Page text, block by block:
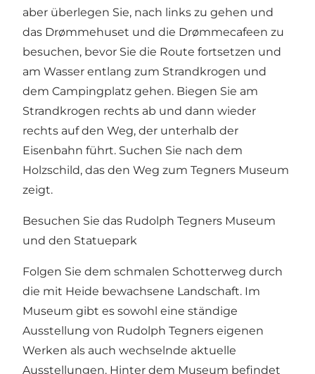
aber überlegen Sie, nach links zu gehen und
das Drømmehuset und die Drømmecafeen zu
besuchen, bevor Sie die Route fortsetzen und
am Wasser entlang zum Strandkrogen und
dem Campingplatz gehen. Biegen Sie am
Strandkrogen rechts ab und dann wieder
rechts auf den Weg, der unterhalb der
Eisenbahn führt. Suchen Sie nach dem
Holzschild, das den Weg zum Tegners Museum
zeigt.
Besuchen Sie das Rudolph Tegners Museum
und den Statuepark
Folgen Sie dem schmalen Schotterweg durch
die mit Heide bewachsene Landschaft. Im
Museum gibt es sowohl eine ständige
Ausstellung von Rudolph Tegners eigenen
Werken als auch wechselnde aktuelle
Ausstellungen. Hinter dem Museum befindet